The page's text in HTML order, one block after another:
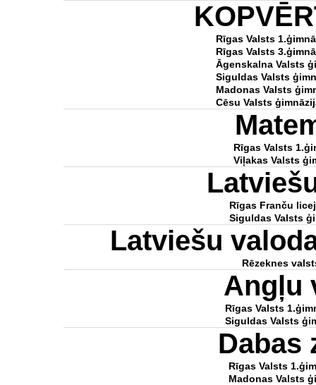
Rīgas Valsts
Rīgas Valsts
Āgenskalna Valsts
Siguldas Valsts
Madonas Valsts
Cēsu Valsts
Rīgas Valsts
Viļakas Valsts
Rīgas Franču
Siguldas Valsts
Latviešu
Rēzeknes
Angļu
Rīgas Valsts
Siguldas Valsts
Dabas
Rīgas Valsts
Madonas Valsts